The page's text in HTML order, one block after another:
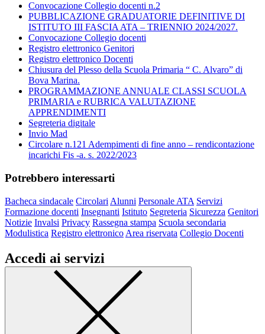
Convocazione Collegio docenti n.2
PUBBLICAZIONE GRADUATORIE DEFINITIVE DI
ISTITUTO III FASCIA ATA – TRIENNIO 2024/2027.
Convocazione Collegio docenti
Registro elettronico Genitori
Registro elettronico Docenti
Chiusura del Plesso della Scuola Primaria “ C. Alvaro” di
Bova Marina.
PROGRAMMAZIONE ANNUALE CLASSI SCUOLA
PRIMARIA e RUBRICA VALUTAZIONE
APPRENDIMENTI
Segreteria digitale
Invio Mad
Circolare n.121 Adempimenti di fine anno – rendicontazione
incarichi Fis -a. s. 2022/2023
Potrebbero interessarti
Bacheca sindacale Circolari Alunni Personale ATA Servizi
Formazione docenti Insegnanti Istituto Segreteria Sicurezza Genitori
Notizie Invalsi Privacy Rassegna stampa Scuola secondaria
Modulistica Registro elettronico Area riservata Collegio Docenti
Accedi ai servizi